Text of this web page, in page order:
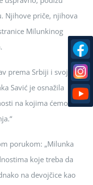
Njihove priče, njihova
Milunkinog
prema Srbiji i svoj
Savić je osnažila
na kojima ćemo
porukom: „Milunka
koje treba da
na devojčice kao